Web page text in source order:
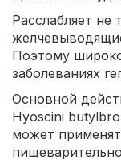
Расслабляет
Поэтому
заболеваниях
Основной
Hyoscini
может